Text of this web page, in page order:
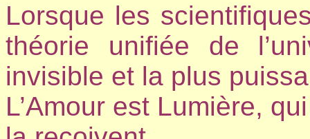
Lorsque les
théorie unifiée de
invisible et la plus
L’Amour est Lumière,